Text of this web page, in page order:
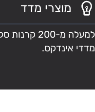
מוצרי מדד
למעלה מ-
מדדי אינדקס.